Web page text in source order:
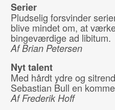
Serier
Pludselig forsvinder
blive mindet om, at
bingeværdige ad libitum.
Af Brian Petersen
Nyt talent
Med hårdt ydre og
Sebastian Bull en
Af Frederik Hoff